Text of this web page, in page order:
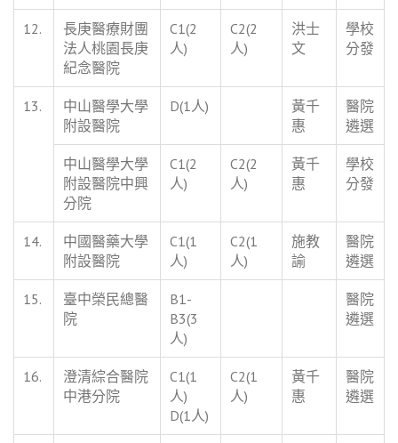
12.
長庚醫療財團
法人桃園長庚
紀念醫院
C1(2
人)
C2(2
人)
洪士
文
學校
分發
13.
中山醫學大學
附設醫院
D(1人)
黃千
惠
醫院
遴選
中山醫學大學
附設醫院中興
分院
C1(2
人)
C2(2
人)
黃千
惠
學校
分發
14.
中國醫藥大學
附設醫院
C1(1
人)
C2(1
人)
施教
諭
醫院
遴選
15.
臺中榮民總醫
院
B1-
B3(3
人)
醫院
遴選
16.
澄清綜合醫院
中港分院
C1(1
人)
D(1人)
C2(1
人)
黃千
惠
醫院
遴選